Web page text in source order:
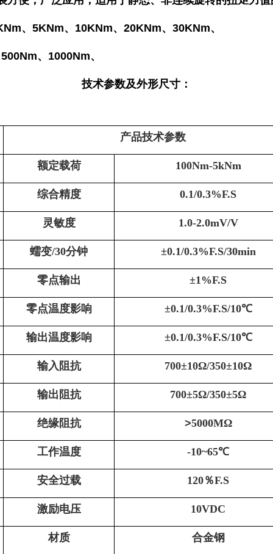
、5KNm、10KNm、20KNm、30KNm、
、1000Nm、
技术参数及外形尺寸：
产品技术参数
额定载荷 100Nm-5kNm
综合精度 0.1/0.3%F.S
灵敏度 1.0-2.0mV/V
蠕变/30分钟 ±0.1/0.3%F.S/30min
零点输出 ±1%F.S
零点温度影响 ±0.1/0.3%F.S/10℃
输出温度影响 ±0.1/0.3%F.S/10℃
输入阻抗 700±10Ω/350±10Ω
输出阻抗 700±5Ω/350±5Ω
绝缘阻抗 >5000MΩ
工作温度 -10~65℃
安全过载 120％F.S
激励电压 10VDC
材质 合金钢